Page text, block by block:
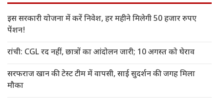
इस सरकारी योजना में करें निवेश, हर महीने मिलेगी 50 हजार रुपए
पेंशन!
रांची: CGL रद नहीं, छात्रों का आंदोलन जारी; 10 अगस्त को घेराव
सरफराज खान की टेस्ट टीम में वापसी, साई सुदर्शन की जगह मिला
मौका